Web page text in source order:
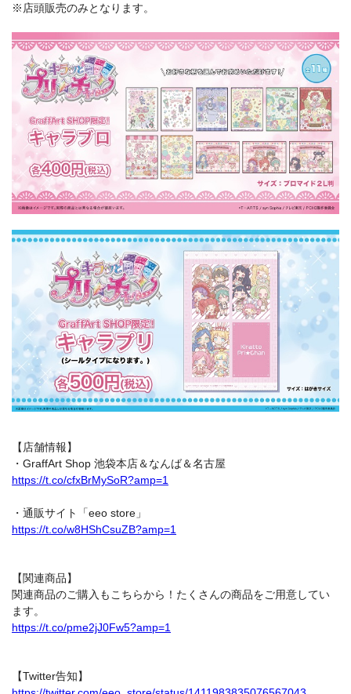
※店頭販売のみとなります。
【店舗情報】
・GraffArt Shop 池袋本店＆なんば＆名古屋
https://t.co/cfxBrMySoR?amp=1
・通販サイト「eeo store」
https://t.co/w8HShCsuZB?amp=1
【関連商品】
関連商品のご購入もこちらから！たくさんの商品をご用意してい
ます。
https://t.co/pme2jJ0Fw5?amp=1
【Twitter告知】